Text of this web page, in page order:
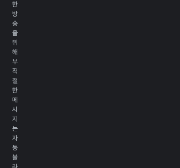
한
방
송
을
위
해
부
적
절
한
메
시
지
는
자
동
블